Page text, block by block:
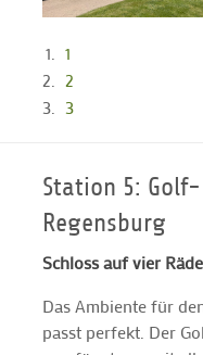
1
2
3
Station 5:
Regensburg
Schloss auf vier
Das Ambiente für
passt perfekt. Der